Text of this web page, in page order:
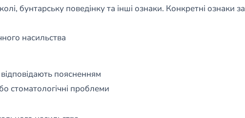
бунтарську поведінку та інші ознаки. Конкретні ознаки
насильства
поясненням
стоматологічні проблеми